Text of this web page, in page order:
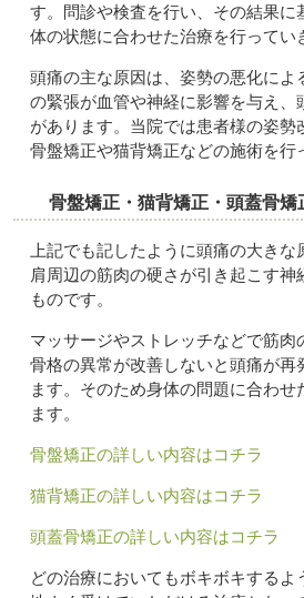
す。問診や検査を行い、その結果に
体の状態に合わせた治療を行ってい
頭痛の主な原因は、姿勢の悪化によ
の緊張が血管や神経に影響を与え、
があります。当院では患者様の姿勢
骨盤矯正や猫背矯正などの施術を行
骨盤矯正・猫背矯正・頭蓋骨矯
上記でも記したように頭痛の大き
肩周辺の筋肉の硬さが引き起こす神
ものです。
マッサージやストレッチなどで筋肉
骨格の異常が改善しないと頭痛が再
ます。そのため身体の問題に合わせ
ます。
骨盤矯正の詳しい内容はコチラ
猫背矯正の詳しい内容はコチラ
頭蓋骨矯正の詳しい内容はコチラ
どの治療においてもボキボキするよ